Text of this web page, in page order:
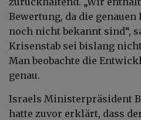
Bewertung, da die genauen
noch nicht bekannt sind“,
Krisenstab sei bislang
Man beobachte die
genau.
Israels Ministerpräsident
hatte zuvor erklärt, dass